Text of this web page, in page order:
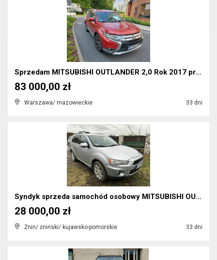
Sprzedam MITSUBISHI OUTLANDER 2,0 Rok 2017 przebie...
Warszawa/ mazowieckie 33 dni
83 000,00 zł
Syndyk sprzeda samochód osobowy MITSUBISHI OUTLAND...
Żnin/ żniński/ kujawsko-pomorskie 33 dni
28 000,00 zł